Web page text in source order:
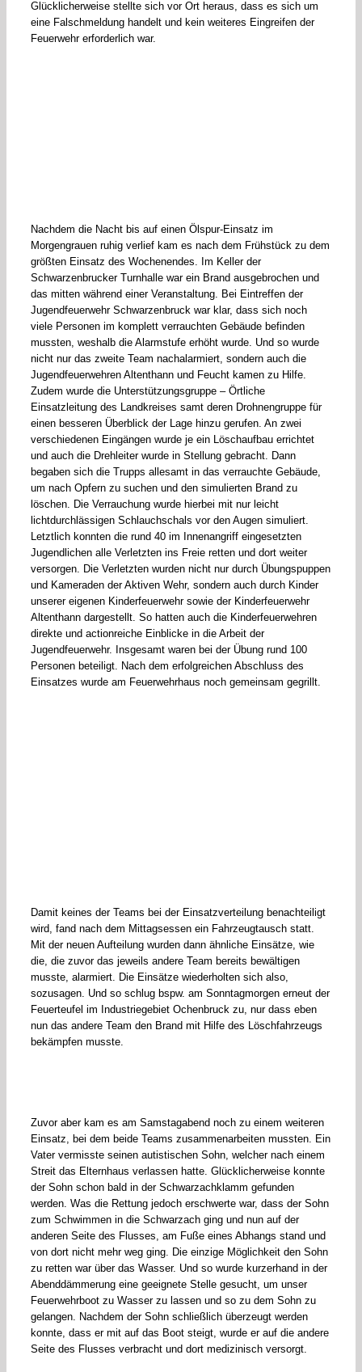
Glücklicherweise stellte sich vor Ort heraus, dass es sich um
eine Falschmeldung handelt und kein weiteres Eingreifen der
Feuerwehr erforderlich war.
Nachdem die Nacht bis auf einen Ölspur-Einsatz im
Morgengrauen ruhig verlief kam es nach dem Frühstück zu dem
größten Einsatz des Wochenendes. Im Keller der
Schwarzenbrucker Turnhalle war ein Brand ausgebrochen und
das mitten während einer Veranstaltung. Bei Eintreffen der
Jugendfeuerwehr Schwarzenbruck war klar, dass sich noch
viele Personen im komplett verrauchten Gebäude befinden
mussten, weshalb die Alarmstufe erhöht wurde. Und so wurde
nicht nur das zweite Team nachalarmiert, sondern auch die
Jugendfeuerwehren Altenthann und Feucht kamen zu Hilfe.
Zudem wurde die Unterstützungsgruppe – Örtliche
Einsatzleitung des Landkreises samt deren Drohnengruppe für
einen besseren Überblick der Lage hinzu gerufen. An zwei
verschiedenen Eingängen wurde je ein Löschaufbau errichtet
und auch die Drehleiter wurde in Stellung gebracht. Dann
begaben sich die Trupps allesamt in das verrauchte Gebäude,
um nach Opfern zu suchen und den simulierten Brand zu
löschen. Die Verrauchung wurde hierbei mit nur leicht
lichtdurchlässigen Schlauchschals vor den Augen simuliert.
Letztlich konnten die rund 40 im Innenangriff eingesetzten
Jugendlichen alle Verletzten ins Freie retten und dort weiter
versorgen. Die Verletzten wurden nicht nur durch Übungspuppen
und Kameraden der Aktiven Wehr, sondern auch durch Kinder
unserer eigenen Kinderfeuerwehr sowie der Kinderfeuerwehr
Altenthann dargestellt. So hatten auch die Kinderfeuerwehren
direkte und actionreiche Einblicke in die Arbeit der
Jugendfeuerwehr. Insgesamt waren bei der Übung rund 100
Personen beteiligt. Nach dem erfolgreichen Abschluss des
Einsatzes wurde am Feuerwehrhaus noch gemeinsam gegrillt.
Damit keines der Teams bei der Einsatzverteilung benachteiligt
wird, fand nach dem Mittagsessen ein Fahrzeugtausch statt.
Mit der neuen Aufteilung wurden dann ähnliche Einsätze, wie
die, die zuvor das jeweils andere Team bereits bewältigen
musste, alarmiert. Die Einsätze wiederholten sich also,
sozusagen. Und so schlug bspw. am Sonntagmorgen erneut der
Feuerteufel im Industriegebiet Ochenbruck zu, nur dass eben
nun das andere Team den Brand mit Hilfe des Löschfahrzeugs
bekämpfen musste.
Zuvor aber kam es am Samstagabend noch zu einem weiteren
Einsatz, bei dem beide Teams zusammenarbeiten mussten. Ein
Vater vermisste seinen autistischen Sohn, welcher nach einem
Streit das Elternhaus verlassen hatte. Glücklicherweise konnte
der Sohn schon bald in der Schwarzachklamm gefunden
werden. Was die Rettung jedoch erschwerte war, dass der Sohn
zum Schwimmen in die Schwarzach ging und nun auf der
anderen Seite des Flusses, am Fuße eines Abhangs stand und
von dort nicht mehr weg ging. Die einzige Möglichkeit den Sohn
zu retten war über das Wasser. Und so wurde kurzerhand in der
Abenddämmerung eine geeignete Stelle gesucht, um unser
Feuerwehrboot zu Wasser zu lassen und so zu dem Sohn zu
gelangen. Nachdem der Sohn schließlich überzeugt werden
konnte, dass er mit auf das Boot steigt, wurde er auf die andere
Seite des Flusses verbracht und dort medizinisch versorgt.